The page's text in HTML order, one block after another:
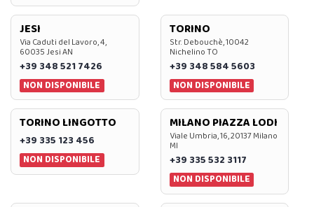
JESI
Via Caduti del Lavoro, 4,
60035 Jesi AN
+39 348 521 7426
NON DISPONIBILE
TORINO
Str. Debouchè, 10042
Nichelino TO
+39 348 584 5603
NON DISPONIBILE
TORINO LINGOTTO
+39 335 123 456
NON DISPONIBILE
MILANO PIAZZA LODI
Viale Umbria, 16, 20137 Milano
MI
+39 335 532 3117
NON DISPONIBILE